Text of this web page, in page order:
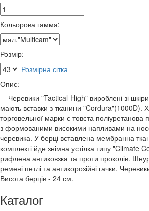
Кольорова гамма:
Розмір:
Розмірна сітка
Опис:
Черевики "Tactical-High" вироблені зі
мають вставки з тканини "Cordura"(1000D).
торговельної марки є товста
з формованими високими напливами на
черевика. У берці вставлена мембранна
комплекті йде знімна устілка типу "Climate
рифлена антиковзка та проти проколів.
ремені петлі та антикорозійні гачки.
Висота берців - 24 см.
Каталог